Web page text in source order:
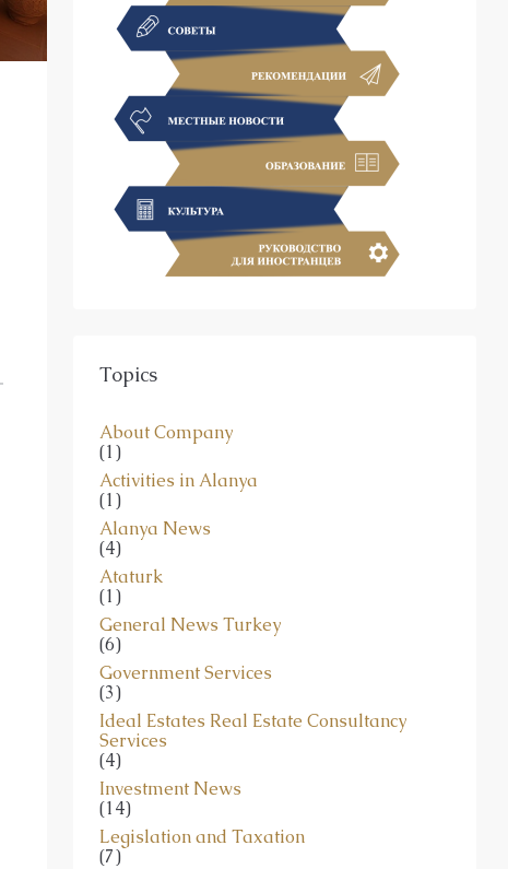
Topics
About Company
(1)
Activities in Alanya
(1)
Alanya News
(4)
Ataturk
(1)
General News Turkey
(6)
Government Services
(3)
Ideal Estates Real Estate Consultancy
Services
(4)
Investment News
(14)
Legislation and Taxation
(7)